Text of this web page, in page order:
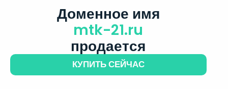
Доменное имя
mtk-21.ru
продается
КУПИТЬ СЕЙЧАС